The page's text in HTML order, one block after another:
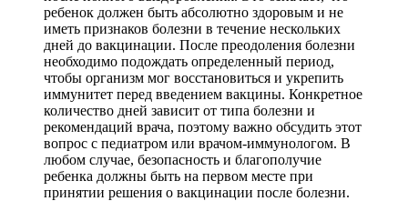
ребенок должен быть абсолютно здоровым и не
иметь признаков болезни в течение нескольких
дней до вакцинации. После преодоления болезни
необходимо подождать определенный период,
чтобы организм мог восстановиться и укрепить
иммунитет перед введением вакцины. Конкретное
количество дней зависит от типа болезни и
рекомендаций врача, поэтому важно обсудить этот
вопрос с педиатром или врачом-иммунологом. В
любом случае, безопасность и благополучие
ребенка должны быть на первом месте при
принятии решения о вакцинации после болезни.